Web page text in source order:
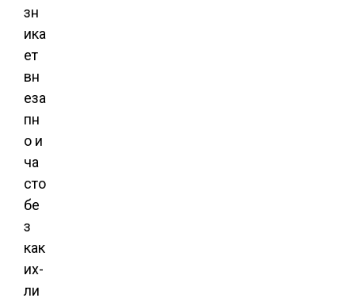
зн
ика
ет
вн
еза
пн
о и
ча
сто
бе
з
как
их-
ли